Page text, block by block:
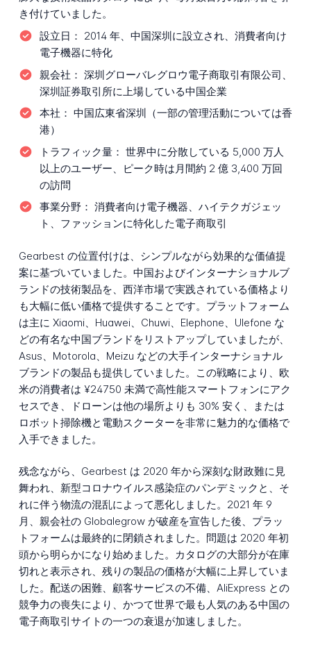
き付けていました。
設立日： 2014 年、中国深圳に設立され、消費者向け
電子機器に特化
親会社： 深圳グローバレグロウ電子商取引有限公司、
深圳証券取引所に上場している中国企業
本社： 中国広東省深圳（一部の管理活動については香
港）
トラフィック量： 世界中に分散している 5,000 万人
以上のユーザー、ピーク時は月間約 2 億 3,400 万回
の訪問
事業分野： 消費者向け電子機器、ハイテクガジェッ
ト、ファッションに特化した電子商取引
Gearbest の位置付けは、シンプルながら効果的な価値提
案に基づいていました。中国およびインターナショナルブ
ランドの技術製品を、西洋市場で実践されている価格より
も大幅に低い価格で提供することです。プラットフォーム
は主に Xiaomi、Huawei、Chuwi、Elephone、Ulefone な
どの有名な中国ブランドをリストアップしていましたが、
Asus、Motorola、Meizu などの大手インターナショナル
ブランドの製品も提供していました。この戦略により、欧
米の消費者は ¥24750 未満で高性能スマートフォンにアク
セスでき、ドローンは他の場所よりも 30% 安く、または
ロボット掃除機と電動スクーターを非常に魅力的な価格で
入手できました。
残念ながら、Gearbest は 2020 年から深刻な財政難に見
舞われ、新型コロナウイルス感染症のパンデミックと、そ
れに伴う物流の混乱によって悪化しました。2021 年 9
月、親会社の Globalegrow が破産を宣告した後、プラッ
トフォームは最終的に閉鎖されました。問題は 2020 年初
頭から明らかになり始めました。カタログの大部分が在庫
切れと表示され、残りの製品の価格が大幅に上昇していま
した。配送の困難、顧客サービスの不備、AliExpress との
競争力の喪失により、かつて世界で最も人気のある中国の
電子商取引サイトの一つの衰退が加速しました。